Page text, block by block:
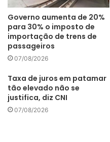
das vinte e duas
variação positiva. O
Metropolitanas de Goiânia
Horizonte [17,7%], Recife
De acordo com Marcelo
e pesquisador do
aumento do rendimento
Governo aumenta de 20%
para 30% o imposto de
importação de trens de
passageiros
07/08/2026
Taxa de juros em patamar
tão elevado não se
justifica, diz CNI
07/08/2026